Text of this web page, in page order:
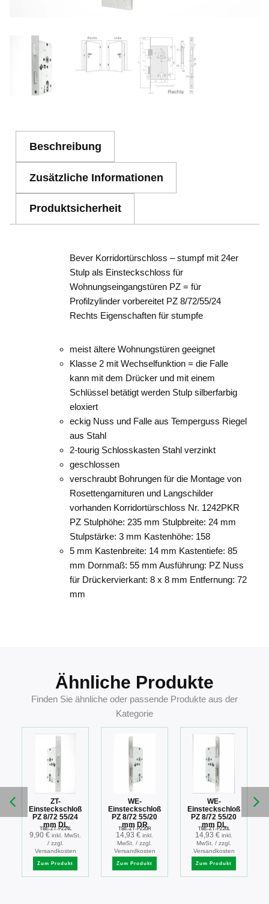
Beschreibung
Zusätzliche Informationen
Produktsicherheit
Bever Korridortürschloss – stumpf mit 24er
Stulp als Einsteckschloss für
Wohnungseingangstüren PZ = für
Profilzylinder vorbereitet PZ 8/72/55/24
Rechts Eigenschaften für stumpfe
meist ältere Wohnungstüren geeignet
Klasse 2 mit Wechselfunktion = die Falle
kann mit dem Drücker und mit einem
Schlüssel betätigt werden Stulp silberfarbig
eloxiert
eckig Nuss und Falle aus Temperguss Riegel
aus Stahl
2-tourig Schlosskasten Stahl verzinkt
geschlossen
verschraubt Bohrungen für die Montage von
Rosettengarnituren und Langschilder
vorhanden Korridortürschloss Nr. 1242PKR
PZ Stulphöhe: 235 mm Stulpbreite: 24 mm
Stulpstärke: 3 mm Kastenhöhe: 158
5 mm Kastenbreite: 14 mm Kastentiefe: 85
mm Dornmaß: 55 mm Ausführung: PZ Nuss
für Drückervierkant: 8 x 8 mm Entfernung: 72
mm
Ähnliche Produkte
Finden Sie ähnliche oder passende Produkte aus der
Kategorie
ZT-
Einsteckschloß
PZ 8/72 55/24
mm DL
TBE-ZT-PZ24L
9,90 € inkl. MwSt.
/ zzgl.
Versandkosten
Zum Produkt
WE-
Einsteckschloß
PZ 8/72 55/20
mm DR
TBE-ZT-PZ20R
14,93 € inkl.
MwSt. / zzgl.
Versandkosten
Zum Produkt
WE-
Einsteckschloß
PZ 8/72 55/20
mm DL
TBE-ZT-PZ20L
14,93 € inkl.
MwSt. / zzgl.
Versandkosten
Zum Produkt